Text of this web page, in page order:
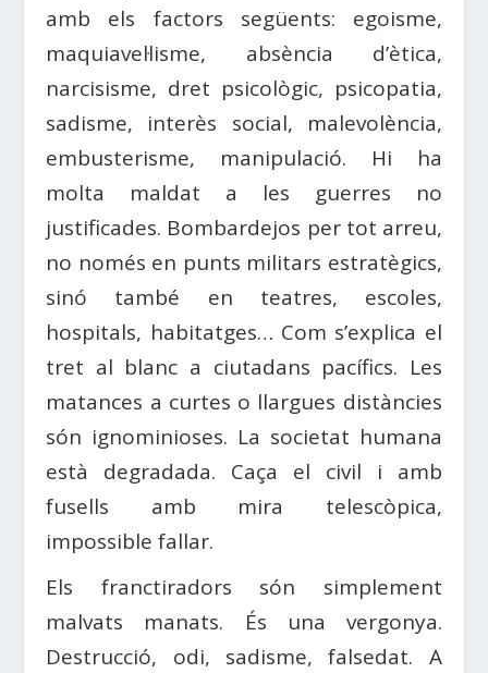
amb els factors següents: egoisme,
maquiavel·lisme, absència d’ètica,
narcisisme, dret psicològic, psicopatia,
sadisme, interès social, malevolència,
embusterisme, manipulació. Hi ha
molta maldat a les guerres no
justificades. Bombardejos per tot arreu,
no només en punts militars estratègics,
sinó també en teatres, escoles,
hospitals, habitatges… Com s’explica el
tret al blanc a ciutadans pacífics. Les
matances a curtes o llargues distàncies
són ignominioses. La societat humana
està degradada. Caça el civil i amb
fusells amb mira telescòpica,
impossible fallar.
Els franctiradors són simplement
malvats manats. És una vergonya.
Destrucció, odi, sadisme, falsedat. A